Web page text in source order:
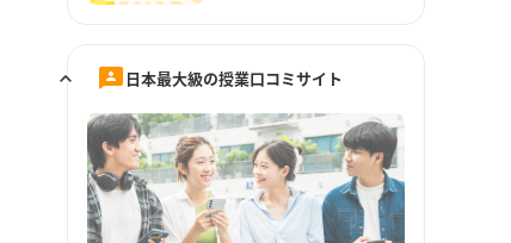
日本最大級の授業口コミサイト